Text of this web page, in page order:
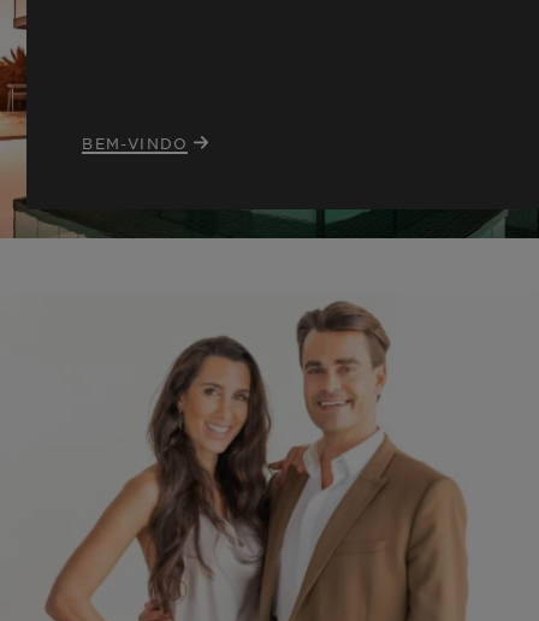
BEM-VINDO